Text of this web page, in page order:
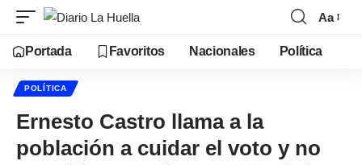
Aa
Portada Favoritos Nacionales Política
POLÍTICA
Ernesto Castro llama a la
población a cuidar el voto y no